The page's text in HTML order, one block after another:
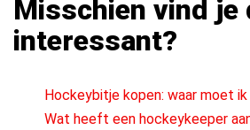
Misschien vind je
interessant?
Hockeybitje kopen: waar moet
Wat heeft een hockeykeeper